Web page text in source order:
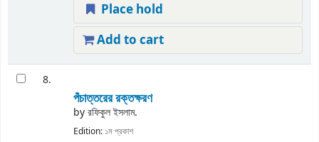
Place hold
Add to cart
8.
পঁচাত্তরের রক্তক্ষরণ
byরফিকুল ইসলাম.
Edition: ১ম প্রকাশ